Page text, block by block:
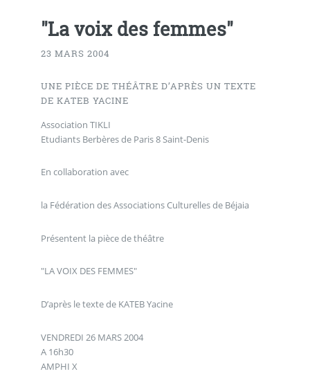
"La voix des femmes"
23 MARS 2004
UNE PIÈCE DE THÉÂTRE D’APRÈS UN TEXTE
DE KATEB YACINE
Association TIKLI
Etudiants Berbères de Paris 8 Saint-Denis
En collaboration avec
la Fédération des Associations Culturelles de Béjaia
Présentent la pièce de théâtre
"LA VOIX DES FEMMES"
D’après le texte de KATEB Yacine
VENDREDI 26 MARS 2004
A 16h30
AMPHI X